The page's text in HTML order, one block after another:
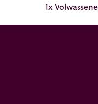
1x Volwassene